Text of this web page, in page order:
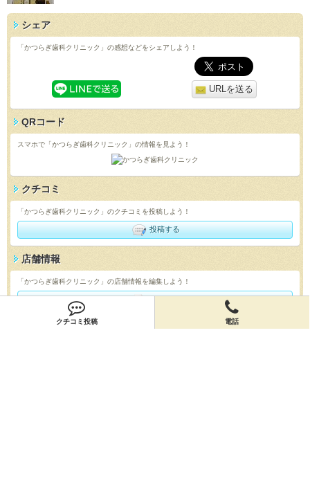
クチコミ投稿 電話
シェア
「かつらぎ歯科クリニック」の感想などをシェアしよう！
URLを送る
QRコード
スマホで「かつらぎ歯科クリニック」の情報を見よう！
クチコミ
「かつらぎ歯科クリニック」のクチコミを投稿しよう！
投稿する
店舗情報
「かつらぎ歯科クリニック」の店舗情報を編集しよう！